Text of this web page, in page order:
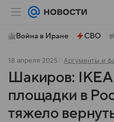
Война в Иране СВО
18 апреля 2025 Аргументы и
Шакиров:
площадки в
тяжело